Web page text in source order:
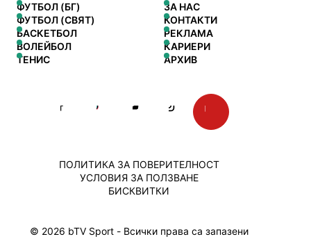
ФУТБОЛ (БГ)
ФУТБОЛ (СВЯТ)
БАСКЕТБОЛ
ВОЛЕЙБОЛ
ТЕНИС
ЗА НАС
КОНТАКТИ
РЕКЛАМА
КАРИЕРИ
АРХИВ
© 2026 bTV Sport - Всички права са запазени
ПОЛИТИКА ЗА ПОВЕРИТЕЛНОСТ
УСЛОВИЯ ЗА ПОЛЗВАНЕ
БИСКВИТКИ